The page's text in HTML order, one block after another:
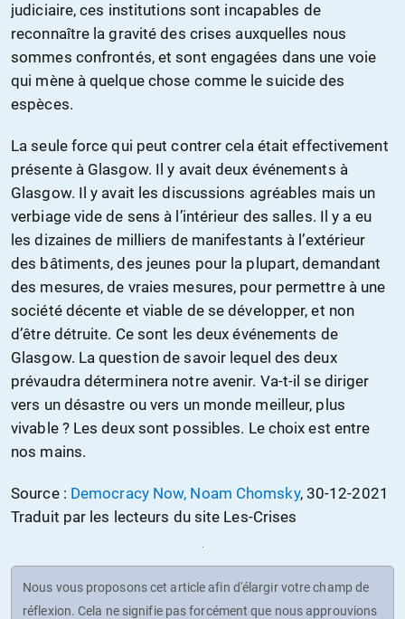
judiciaire, ces institutions sont incapables de
reconnaître la gravité des crises auxquelles nous
sommes confrontés, et sont engagées dans une voie
qui mène à quelque chose comme le suicide des
espèces.
La seule force qui peut contrer cela était effectivement
présente à Glasgow. Il y avait deux événements à
Glasgow. Il y avait les discussions agréables mais un
verbiage vide de sens à l’intérieur des salles. Il y a eu
les dizaines de milliers de manifestants à l’extérieur
des bâtiments, des jeunes pour la plupart, demandant
des mesures, de vraies mesures, pour permettre à une
société décente et viable de se développer, et non
d’être détruite. Ce sont les deux événements de
Glasgow. La question de savoir lequel des deux
prévaudra déterminera notre avenir. Va-t-il se diriger
vers un désastre ou vers un monde meilleur, plus
vivable ? Les deux sont possibles. Le choix est entre
nos mains.
Source : Democracy Now, Noam Chomsky, 30-12-2021
Traduit par les lecteurs du site Les-Crises
Nous vous proposons cet article afin d'élargir votre champ de
réflexion. Cela ne signifie pas forcément que nous approuvions